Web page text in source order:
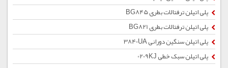
پلی اتیلن ترفتالات بطری BG845
پلی اتیلن ترفتالات بطری BG821
پلی اتیلن سنگین دورانی 3840UA
پلی اتیلن سبک خطی 0209KJ